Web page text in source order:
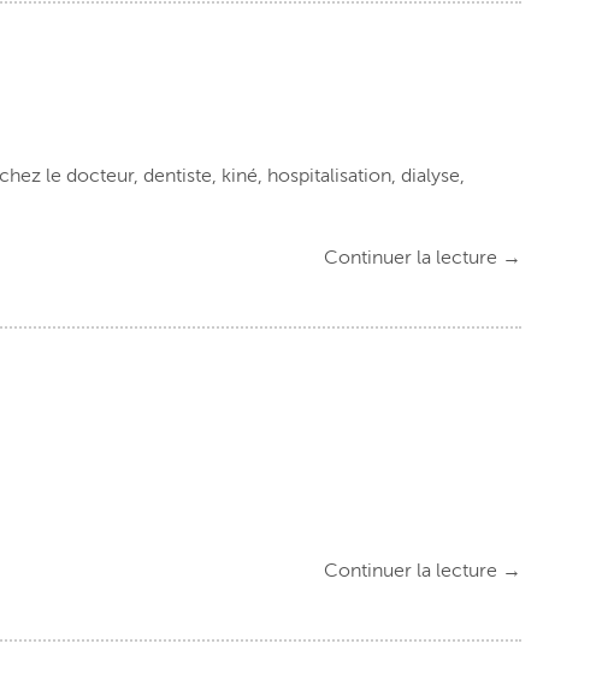
le docteur, dentiste, kiné, hospitalisation, dialyse,
Continuer la lecture →
Continuer la lecture →